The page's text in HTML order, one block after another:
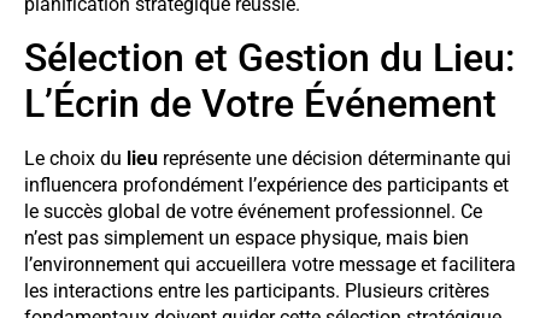
Sélection et Gestion du Lieu:
L’Écrin de Votre Événement
Le choix du lieu représente une décision déterminante qui
influencera profondément l’expérience des participants et
le succès global de votre événement professionnel. Ce
n’est pas simplement un espace physique, mais bien
l’environnement qui accueillera votre message et facilitera
les interactions entre les participants. Plusieurs critères